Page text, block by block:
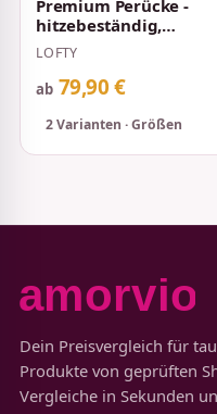
Premium Perücke -
hitzebeständig,
Styling geeignet
LOFTY
ab79,90 €
2 Varianten · Größen
Dein Preisvergleich für
Produkte von geprüften
Vergleiche in Sekunden